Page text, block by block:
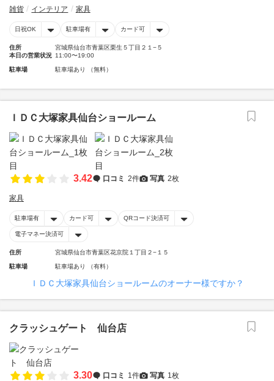
雑貨 インテリア 家具
日祝OK 駐車場有 カード可
住所
宮城県仙台市青葉区栗生５丁目２１−５
本日の営業状況 11:00〜19:00
駐車場 駐車場あり （無料）
ＩＤＣ大塚家具仙台ショールーム
3.42 口コミ 2件 写真 2枚
家具
駐車場有 カード可 QRコード決済可
電子マネー決済可
住所 宮城県仙台市青葉区花京院１丁目２−１５
駐車場 駐車場あり （有料）
ＩＤＣ大塚家具仙台ショールームのオーナー様ですか？
クラッシュゲート 仙台店
3.30 口コミ 1件 写真 1枚